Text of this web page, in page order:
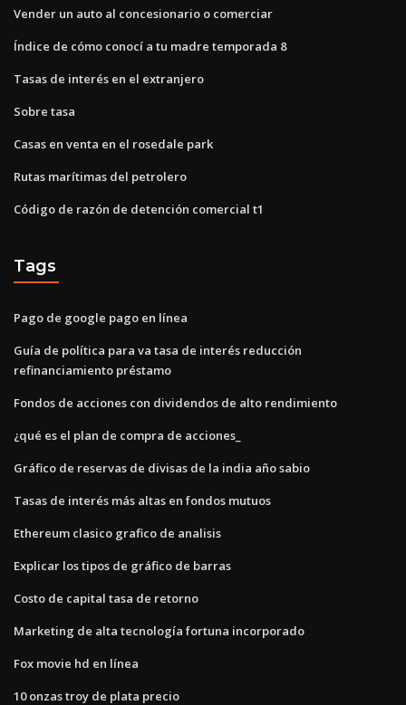
Vender un auto al concesionario o comerciar
Índice de cómo conocí a tu madre temporada 8
Tasas de interés en el extranjero
Sobre tasa
Casas en venta en el rosedale park
Rutas marítimas del petrolero
Código de razón de detención comercial t1
Tags
Pago de google pago en línea
Guía de política para va tasa de interés reducción
refinanciamiento préstamo
Fondos de acciones con dividendos de alto rendimiento
¿qué es el plan de compra de acciones_
Gráfico de reservas de divisas de la india año sabio
Tasas de interés más altas en fondos mutuos
Ethereum clasico grafico de analisis
Explicar los tipos de gráfico de barras
Costo de capital tasa de retorno
Marketing de alta tecnología fortuna incorporado
Fox movie hd en línea
10 onzas troy de plata precio